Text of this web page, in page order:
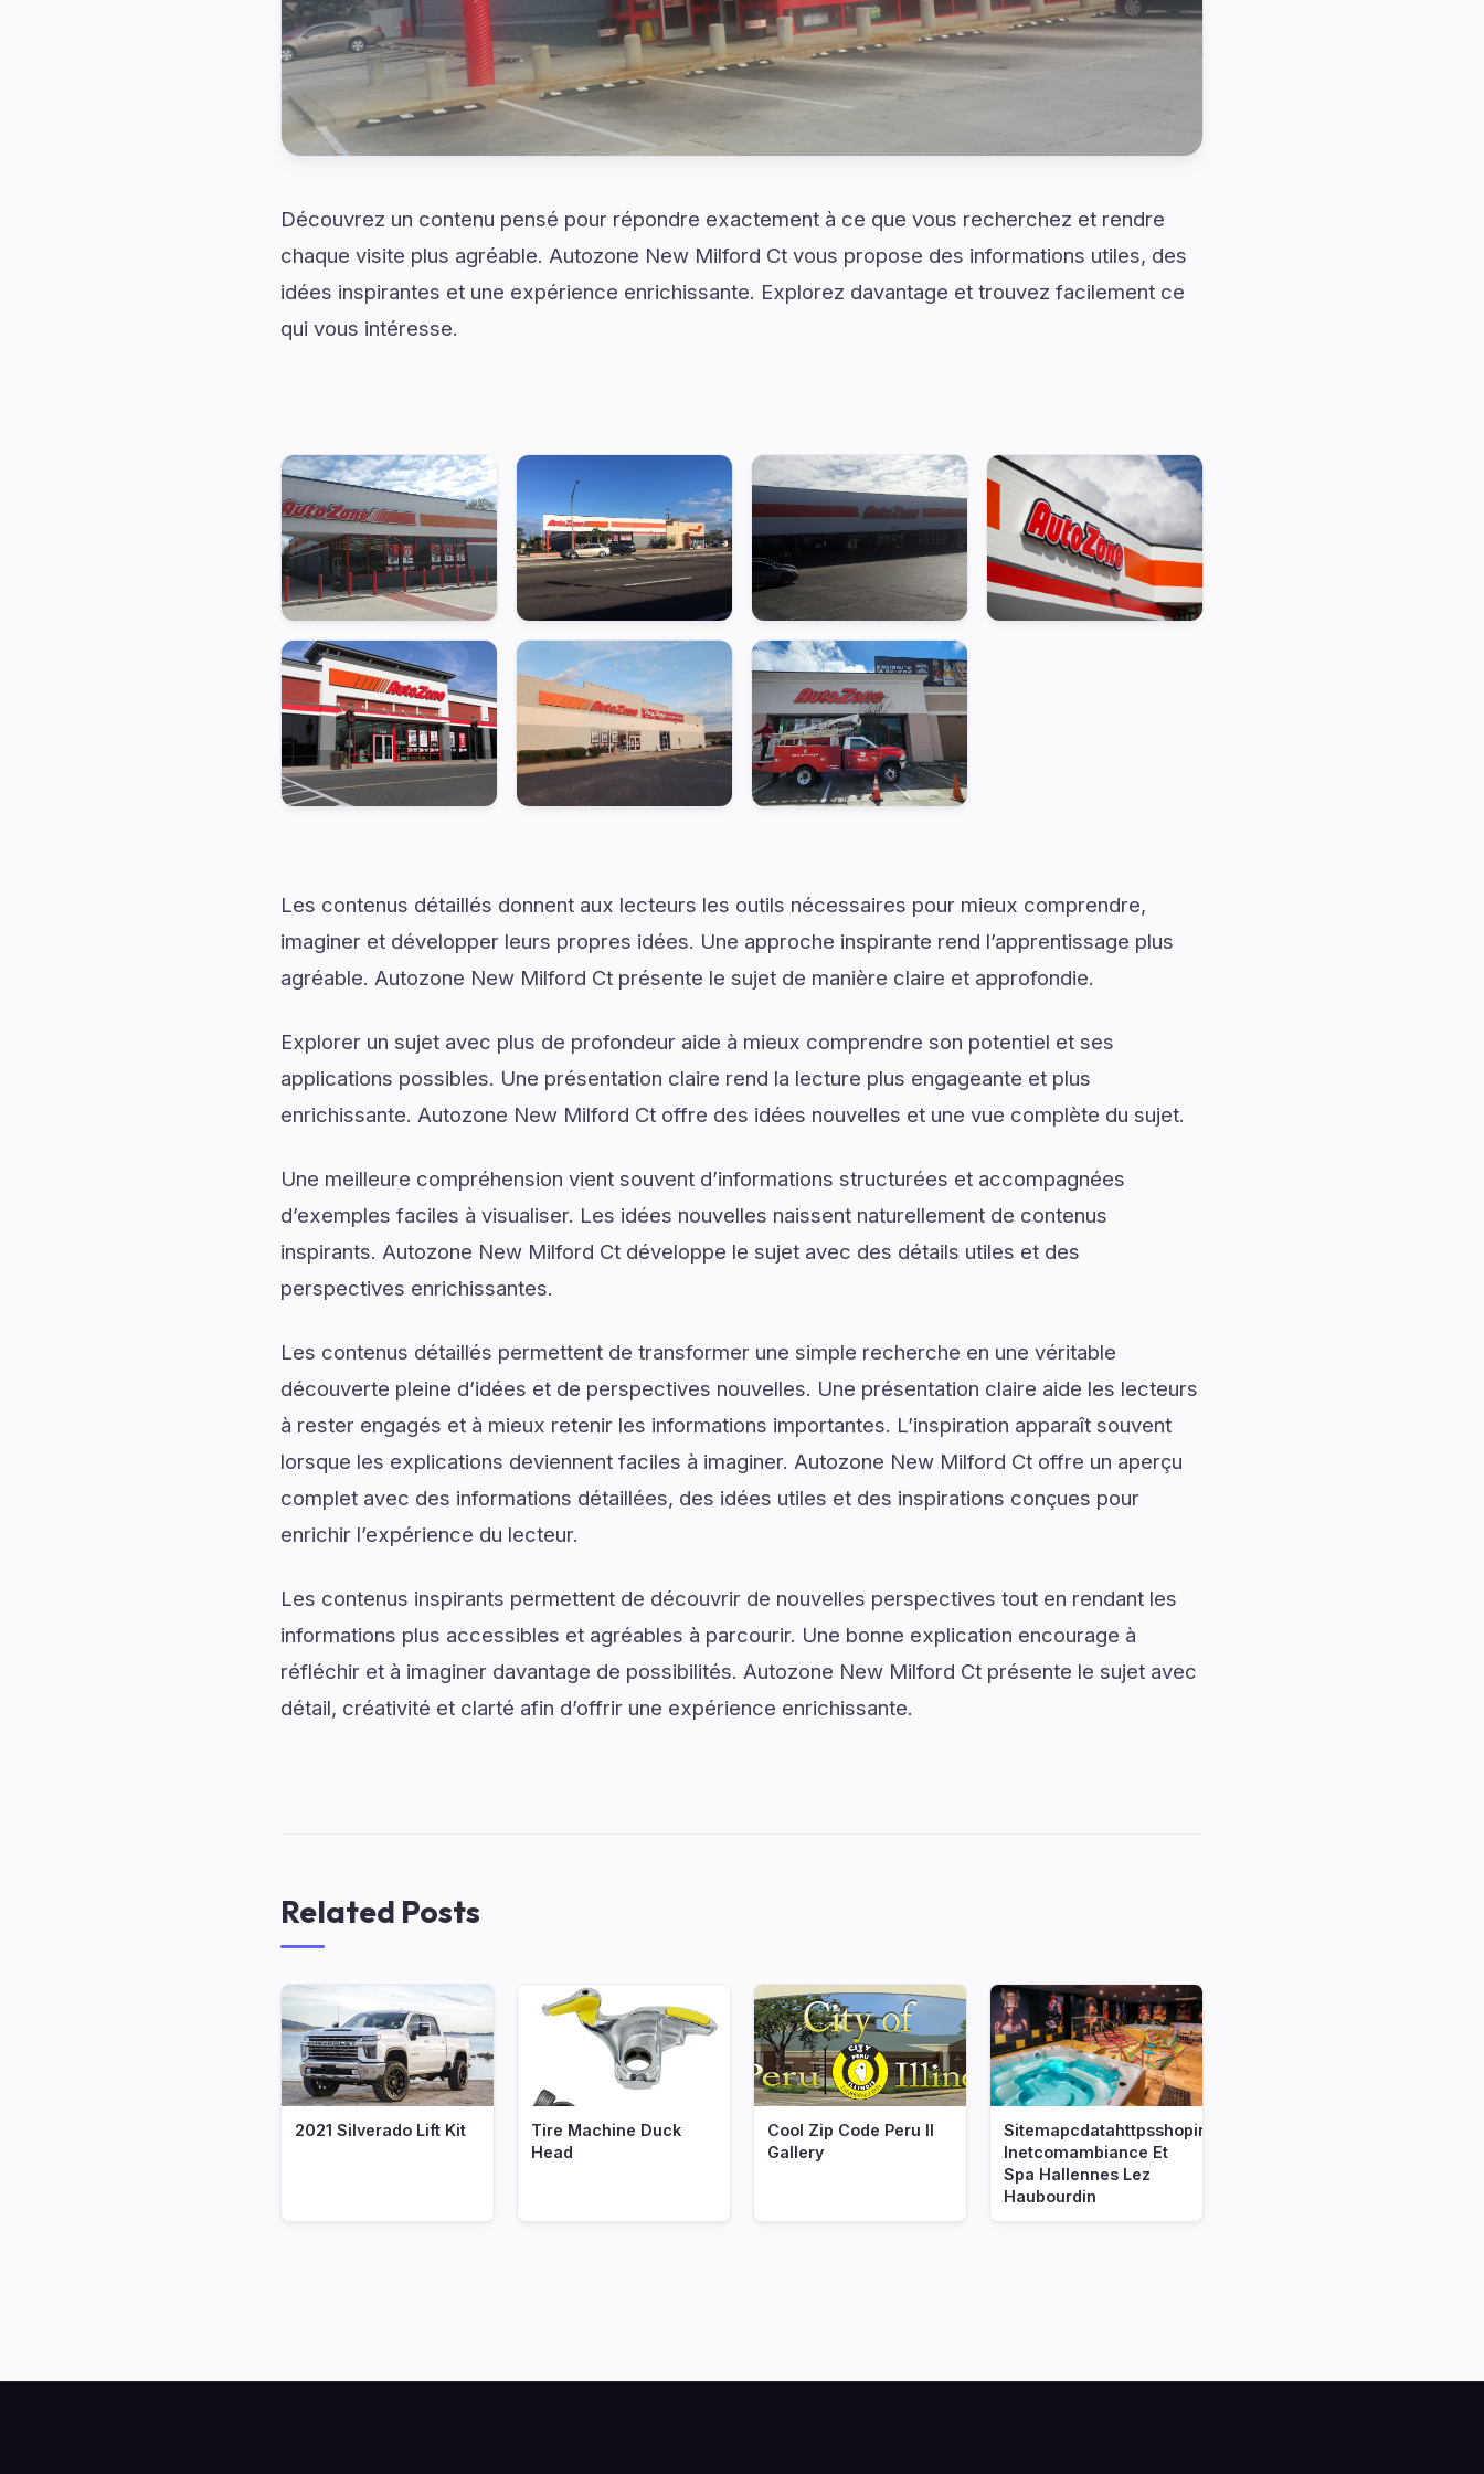
Découvrez un contenu pensé pour répondre exactement à ce que vous recherchez et rendre
chaque visite plus agréable. Autozone New Milford Ct vous propose des informations utiles, des
idées inspirantes et une expérience enrichissante. Explorez davantage et trouvez facilement ce
qui vous intéresse.
Les contenus détaillés donnent aux lecteurs les outils nécessaires pour mieux comprendre,
imaginer et développer leurs propres idées. Une approche inspirante rend l’apprentissage plus
agréable. Autozone New Milford Ct présente le sujet de manière claire et approfondie.
Explorer un sujet avec plus de profondeur aide à mieux comprendre son potentiel et ses
applications possibles. Une présentation claire rend la lecture plus engageante et plus
enrichissante. Autozone New Milford Ct offre des idées nouvelles et une vue complète du sujet.
Une meilleure compréhension vient souvent d’informations structurées et accompagnées
d’exemples faciles à visualiser. Les idées nouvelles naissent naturellement de contenus
inspirants. Autozone New Milford Ct développe le sujet avec des détails utiles et des
perspectives enrichissantes.
Les contenus détaillés permettent de transformer une simple recherche en une véritable
découverte pleine d’idées et de perspectives nouvelles. Une présentation claire aide les lecteurs
à rester engagés et à mieux retenir les informations importantes. L’inspiration apparaît souvent
lorsque les explications deviennent faciles à imaginer. Autozone New Milford Ct offre un aperçu
complet avec des informations détaillées, des idées utiles et des inspirations conçues pour
enrichir l’expérience du lecteur.
Les contenus inspirants permettent de découvrir de nouvelles perspectives tout en rendant les
informations plus accessibles et agréables à parcourir. Une bonne explication encourage à
réfléchir et à imaginer davantage de possibilités. Autozone New Milford Ct présente le sujet avec
détail, créativité et clarté afin d’offrir une expérience enrichissante.
Related Posts
2021 Silverado Lift Kit
Tire Machine Duck
Head
Cool Zip Code Peru Il
Gallery
Sitemapcdatahttpsshopinf
Inetcomambiance Et
Spa Hallennes Lez
Haubourdin